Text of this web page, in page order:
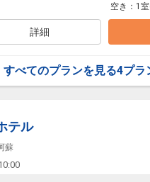
い蟹食べ放題」や「国産牛ロースス
などのアルコールも90分間飲み放題
きる3階のバイキングレストラン「和
。
卵・牛乳をたっぷり染み込ませて毎
空き： 1室
詳細
すべてのプランを見る4プラ
テル
蘇